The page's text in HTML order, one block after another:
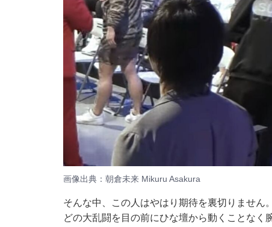
画像出典： 朝倉未来 Mikuru Asakura
そんな中、この人はやはり期待を裏切りません
どの大乱闘を目の前にひな壇から動くことな